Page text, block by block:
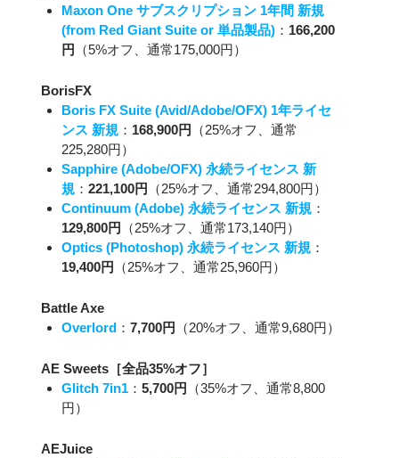
Maxon One サブスクリプション 1年間 新規
(from Red Giant Suite or 単品製品) ： 166,200
円
（5%オフ、通常175,000円）
BorisFX
Boris FX Suite (Avid/Adobe/OFX) 1年ライセ
ンス 新規 ： 168,900円
（25%オフ、通常
225,280円）
Sapphire (Adobe/OFX) 永続ライセンス 新
規 ： 221,100円
（25%オフ、通常294,800円）
Continuum (Adobe) 永続ライセンス 新規 ：
129,800円
（25%オフ、通常173,140円）
Optics (Photoshop) 永続ライセンス 新規 ：
19,400円
（25%オフ、通常25,960円）
Battle Axe
Overlord ： 7,700円 （20%オフ、通常9,680円）
AE Sweets［全品35%オフ］
Glitch 7in1 ： 5,700円
（35%オフ、通常8,800
円）
AEJuice